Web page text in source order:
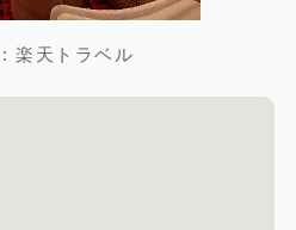
楽天トラベル